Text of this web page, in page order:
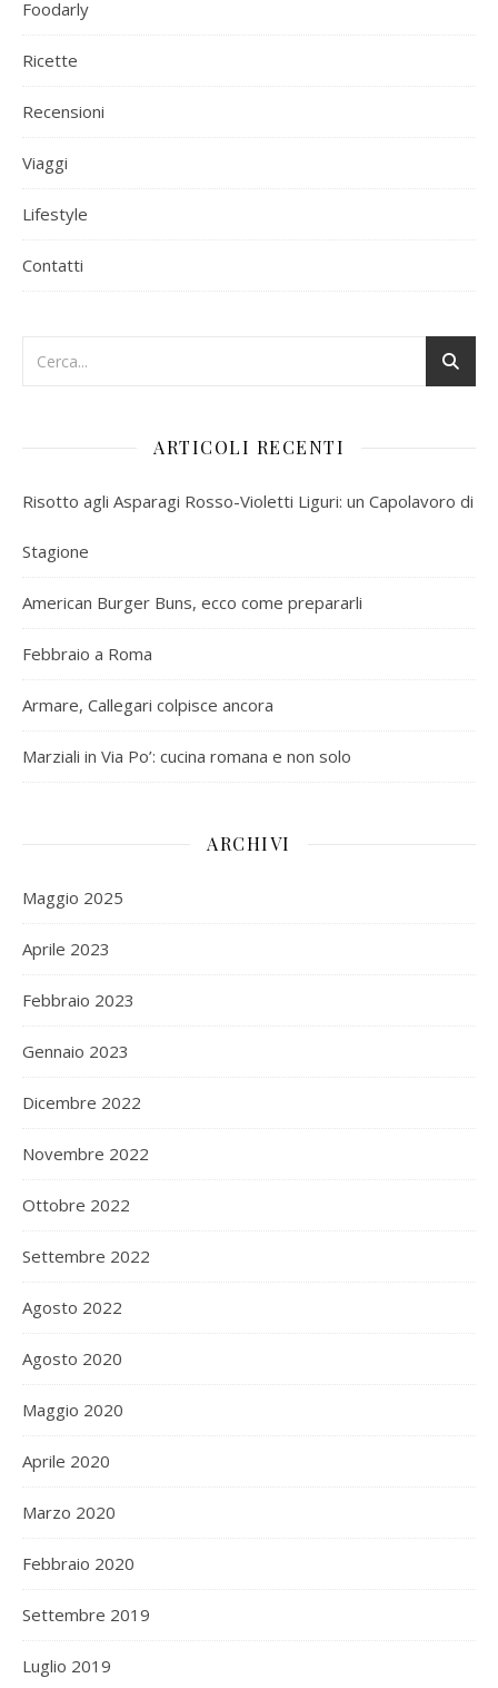
Foodarly
Ricette
Recensioni
Viaggi
Lifestyle
Contatti
ARTICOLI RECENTI
Risotto agli Asparagi Rosso-Violetti Liguri: un Capolavoro di
Stagione
American Burger Buns, ecco come prepararli
Febbraio a Roma
Armare, Callegari colpisce ancora
Marziali in Via Po’: cucina romana e non solo
ARCHIVI
Maggio 2025
Aprile 2023
Febbraio 2023
Gennaio 2023
Dicembre 2022
Novembre 2022
Ottobre 2022
Settembre 2022
Agosto 2022
Agosto 2020
Maggio 2020
Aprile 2020
Marzo 2020
Febbraio 2020
Settembre 2019
Luglio 2019